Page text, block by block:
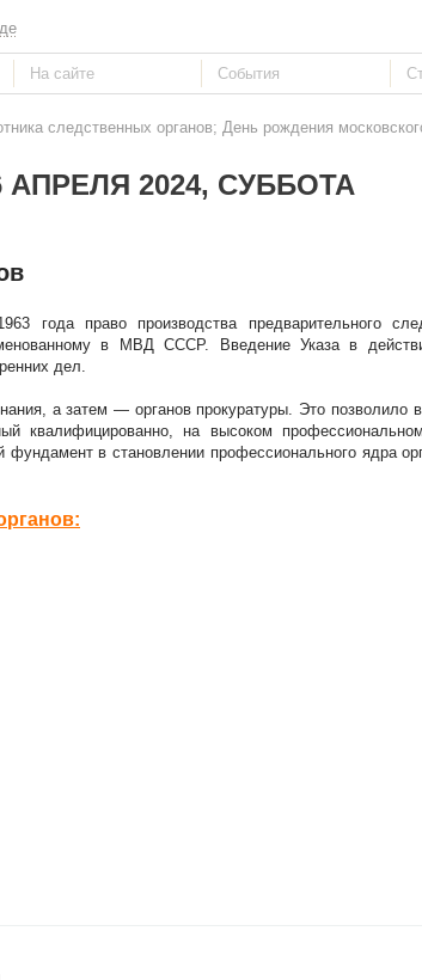
следственных органов; День рождения
2024, СУББОТА
года право производства предварительного
в МВД СССР. Введение Указа в
дел.
а затем — органов прокуратуры. Это позволило в
квалифицированно, на высоком
в становлении профессионального ядра